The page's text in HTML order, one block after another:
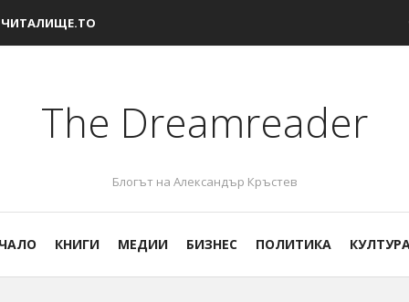
ЧИТАЛИЩЕ.ТО
The Dreamreader
Блогът на Александър Кръстев
КНИГИ МЕДИИ БИЗНЕС ПОЛИТИКА